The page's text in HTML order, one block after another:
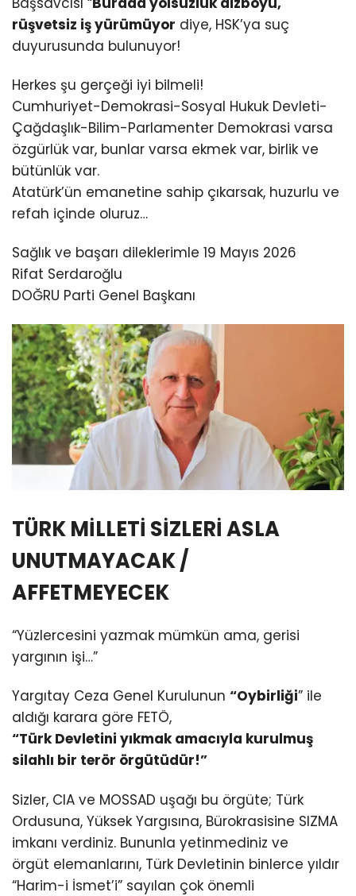
rüşvetsiz iş yürümüyor diye, HSK’ya suç
duyurusunda bulunuyor!
Herkes şu gerçeği iyi bilmeli!
Cumhuriyet-Demokrasi-Sosyal Hukuk Devleti-
Çağdaşlık-Bilim-Parlamenter Demokrasi varsa
özgürlük var, bunlar varsa ekmek var, birlik ve
bütünlük var.
Atatürk’ün emanetine sahip çıkarsak, huzurlu ve
refah içinde oluruz…
Sağlık ve başarı dileklerimle 19 Mayıs 2026
Rifat Serdaroğlu
DOĞRU Parti Genel Başkanı
TÜRK MİLLETİ SİZLERİ ASLA
UNUTMAYACAK /
AFFETMEYECEK
“Yüzlercesini yazmak mümkün ama, gerisi
yargının işi…”
Yargıtay Ceza Genel Kurulunun “Oybirliği” ile
aldığı karara göre FETÖ,
“Türk Devletini yıkmak amacıyla kurulmuş
silahlı bir terör örgütüdür!”
Sizler, CIA ve MOSSAD uşağı bu örgüte; Türk
Ordusuna, Yüksek Yargısına, Bürokrasisine SIZMA
imkanı verdiniz. Bununla yetinmediniz ve
örgüt elemanlarını, Türk Devletinin binlerce yıldır
“Harim-i İsmet’i” sayılan çok önemli